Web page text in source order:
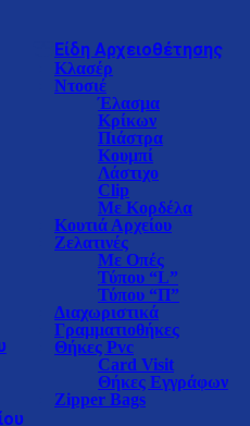
Είδη Αρχειοθέτησης
Κλασέρ
Ντοσιέ
Έλασμα
Κρίκων
Πιάστρα
Κουμπί
Λάστιχο
Clip
Με Κορδέλα
Κουτιά Αρχείου
Ζελατινές
Με Οπές
Τύπου “L”
Τύπου “Π”
Διαχωριστικά
Γραμματιοθήκες
Θήκες Pvc
Card Visit
Θήκες Εγγράφων
Zipper Bags